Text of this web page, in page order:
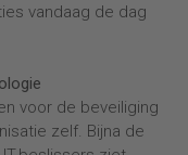
vandaag de dag
voor de beveiliging
zelf. Bijna de